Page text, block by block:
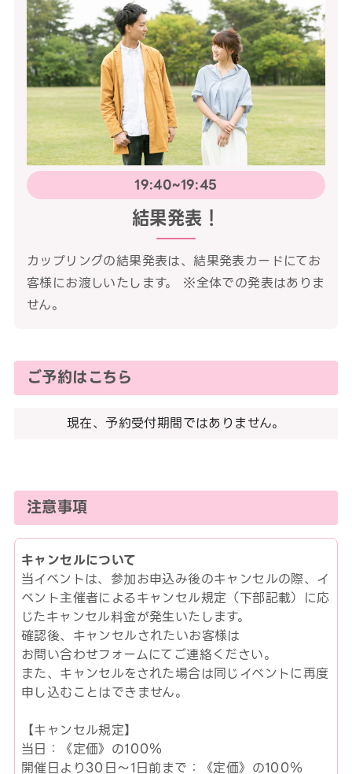
19:40~19:45
結果発表！
カップリングの結果発表は、結果発表カードにてお
客様にお渡しいたします。 ※全体での発表はありま
せん。
ご予約はこちら
現在、予約受付期間ではありません。
注意事項
キャンセルについて
当イベントは、参加お申込み後のキャンセルの際、イ
ベント主催者によるキャンセル規定（下部記載）に応
じたキャンセル料金が発生いたします。
確認後、キャンセルされたいお客様は
お問い合わせフォームにてご連絡ください。
また、キャンセルをされた場合は同じイベントに再度
申し込むことはできません。
【キャンセル規定】
当日：《定価》の100％
開催日より30日～1日前まで：《定価》の100％